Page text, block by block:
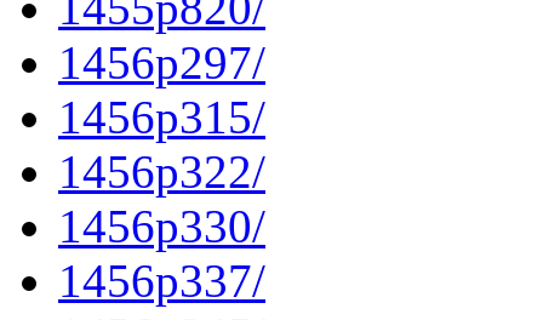
1456p297/
1456p315/
1456p322/
1456p330/
1456p337/